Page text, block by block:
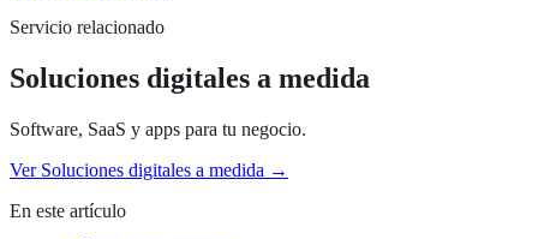
Servicio relacionado
Soluciones digitales a medida
Software, SaaS y apps para tu negocio.
Ver Soluciones digitales a medida →
En este artículo